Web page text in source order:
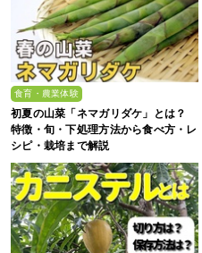
食育・農業体験
初夏の山菜「ネマガリダケ」とは？
特徴・旬・下処理方法から食べ方・レ
シピ・栽培まで解説